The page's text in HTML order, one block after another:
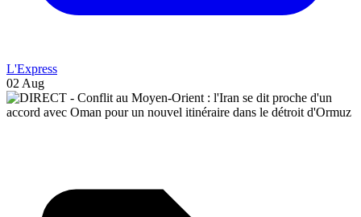
L'Express
02 Aug